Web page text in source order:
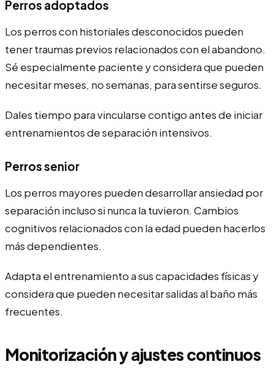
Perros adoptados
Los perros con historiales desconocidos pueden
tener traumas previos relacionados con el abandono.
Sé especialmente paciente y considera que pueden
necesitar meses, no semanas, para sentirse seguros.
Dales tiempo para vincularse contigo antes de iniciar
entrenamientos de separación intensivos.
Perros senior
Los perros mayores pueden desarrollar ansiedad por
separación incluso si nunca la tuvieron. Cambios
cognitivos relacionados con la edad pueden hacerlos
más dependientes.
Adapta el entrenamiento a sus capacidades físicas y
considera que pueden necesitar salidas al baño más
frecuentes.
Monitorización y ajustes continuos